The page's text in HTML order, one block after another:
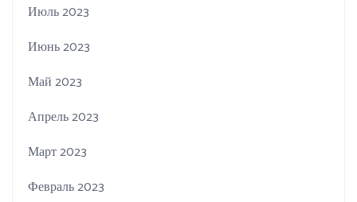
Июль 2023
Июнь 2023
Май 2023
Апрель 2023
Март 2023
Февраль 2023